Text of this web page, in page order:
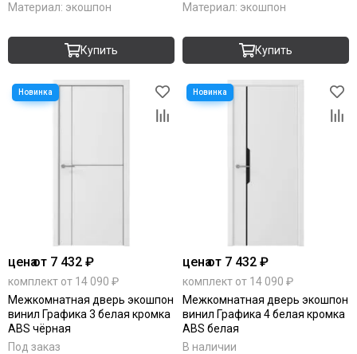
Материал: экошпон
Купить
Материал: экошпон
Купить
ценаот 7 432 ₽
комплект от 14 090 ₽
Межкомнатная дверь экошпон
винил Графика 3 белая кромка
ABS чёрная
Под заказ
ценаот 7 432 ₽
комплект от 14 090 ₽
Межкомнатная дверь экошпон
винил Графика 4 белая кромка
ABS белая
В наличии